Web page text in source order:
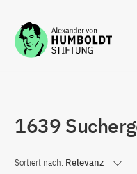
Zum Inhalt springen
1639
Sortiert nach: Relevanz